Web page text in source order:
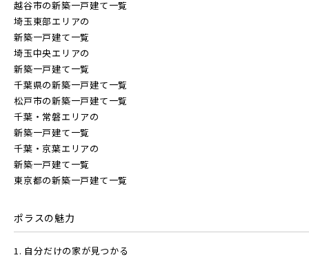
越谷市の新築一戸建て一覧
埼玉東部エリアの
新築一戸建て一覧
埼玉中央エリアの
新築一戸建て一覧
千葉県の新築一戸建て一覧
松戸市の新築一戸建て一覧
千葉・常磐エリアの
新築一戸建て一覧
千葉・京葉エリアの
新築一戸建て一覧
東京都の新築一戸建て一覧
ポラスの魅力
1. 自分だけの家が見つかる